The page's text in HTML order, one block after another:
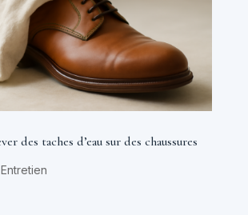
des taches d’eau sur des chaussures
Entretien